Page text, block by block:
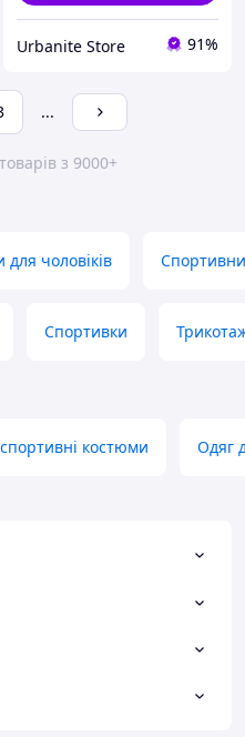
Urbanite Store 91%
...
з 9000+
чоловіків
Спортивки
костюми Одяг